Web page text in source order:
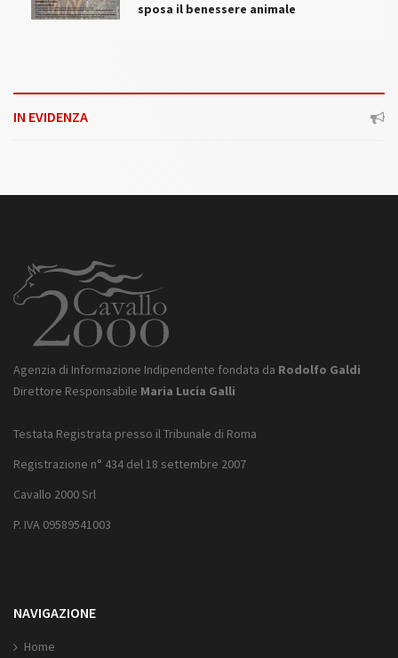
sposa il benessere animale
IN EVIDENZA
Agenzia di Informazione Indipendente fondata da Rodolfo Galdi
Direttore Responsabile Maria Lucia Galli
Testata Registrata presso il Tribunale di Roma
Registrazione n° 434 del 18 settembre 2007
Cavallo 2000 Srl
P. IVA 09589541003
NAVIGAZIONE
Home